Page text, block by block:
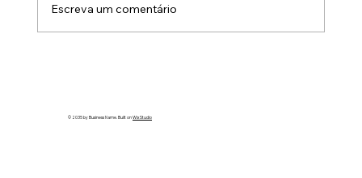
Escreva um comentário
© 2035 by Business Name. Built onWix Studio